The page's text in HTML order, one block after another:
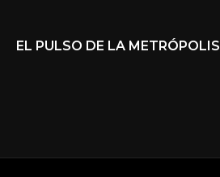
EL PULSO DE LA METRÓPOLIS